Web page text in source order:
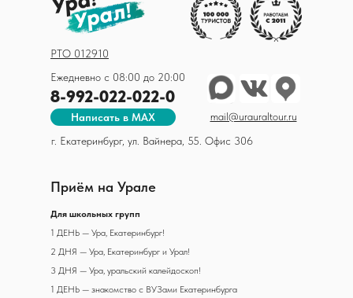
г. Екатеринбург, ул. Вайнера, 55. Офис 306
Ежедневно с 08:00 до 20:00
8-992-022-022-0
РТО 012910
Приём на Урале
Для школьных групп
1 ДЕНЬ — Ура, Екатеринбург!
2 ДНЯ — Ура, Екатеринбург и Урал!
3 ДНЯ — Ура, уральский калейдоскоп!
1 ДЕНЬ — знакомство с ВУЗами Екатеринбурга
mail@urauraltour.ru
Написать в MAX